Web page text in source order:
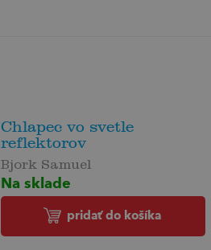
Chlapec vo svetle
reflektorov
Bjork Samuel
Na sklade
pridať do košíka